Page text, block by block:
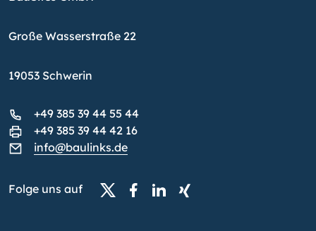
Große Wasserstraße 22
19053 Schwerin
+49 385 39 44 55 44
+49 385 39 44 42 16
info@baulinks.de
Folge uns auf